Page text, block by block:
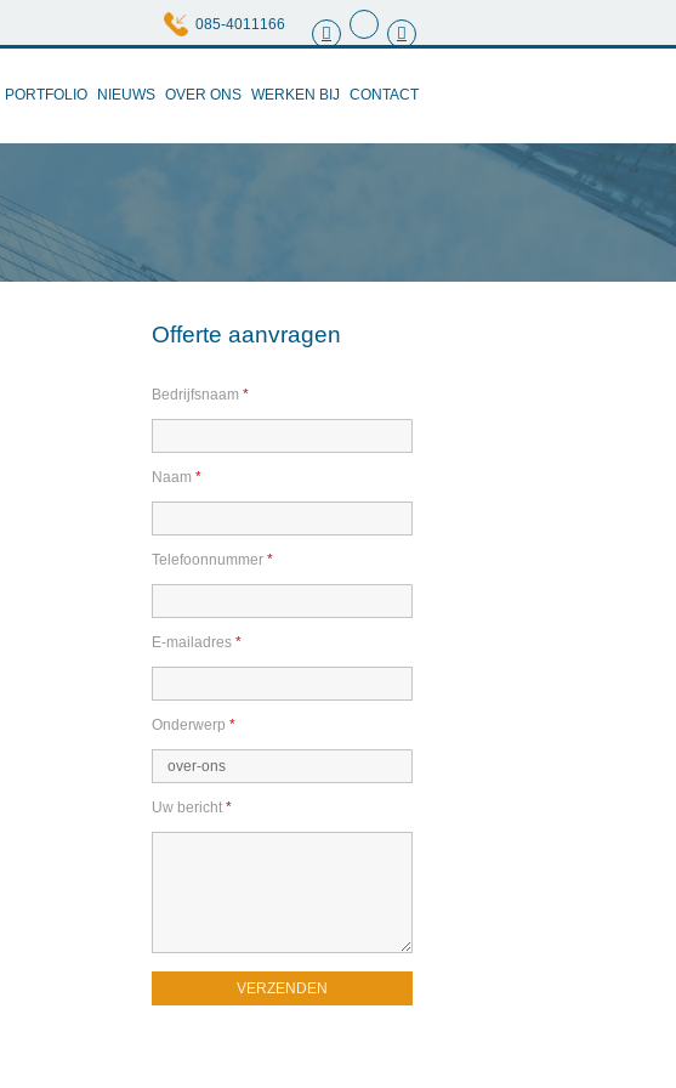
085-4011166
PORTFOLIO NIEUWS OVER ONS WERKEN BIJ CONTACT
Offerte aanvragen
Bedrijfsnaam *
Naam *
Telefoonnummer *
E-mailadres *
Onderwerp *
Uw bericht *